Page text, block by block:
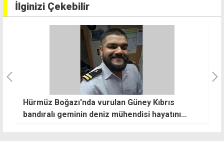
İlginizi Çekebilir
Hürmüz Boğazı'nda vurulan Güney Kıbrıs
bandıralı geminin deniz mühendisi hayatını